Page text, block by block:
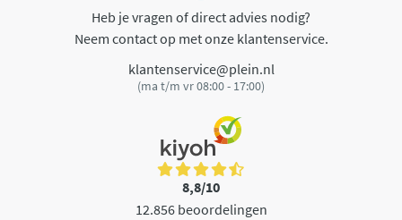
Heb je vragen of direct advies nodig?
Neem contact op met onze klantenservice.
klantenservice@plein.nl
(ma t/m vr 08:00 - 17:00)
8,8/10
12.856 beoordelingen